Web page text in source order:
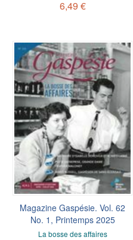
6,49 €
Magazine Gaspésie. Vol. 62
No. 1, Printemps 2025
La bosse des affaires